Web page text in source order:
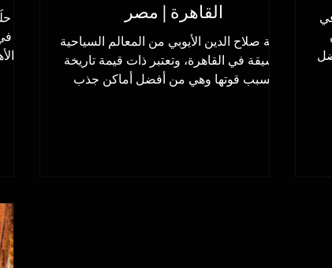
هل
القاهرة | مصر
قلعة صلاح الدين الأيوبي من المعالم السياحية
الشيقة في القاهرة، وتعتبر ذات قيمة تاريخة
بسبب قوتها وهي من أفضل أماكن جذب